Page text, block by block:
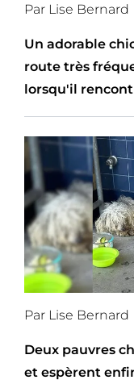
Par Lise Bernard
Un adorable
route très
lorsqu'il
Par Lise Bernard
Deux pauvres
et espèrent